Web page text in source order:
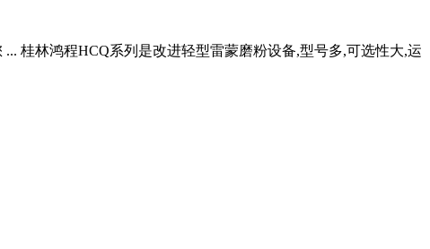
桂林鸿程HCQ系列是改进轻型雷蒙磨粉设备,型号多,可选性大,运